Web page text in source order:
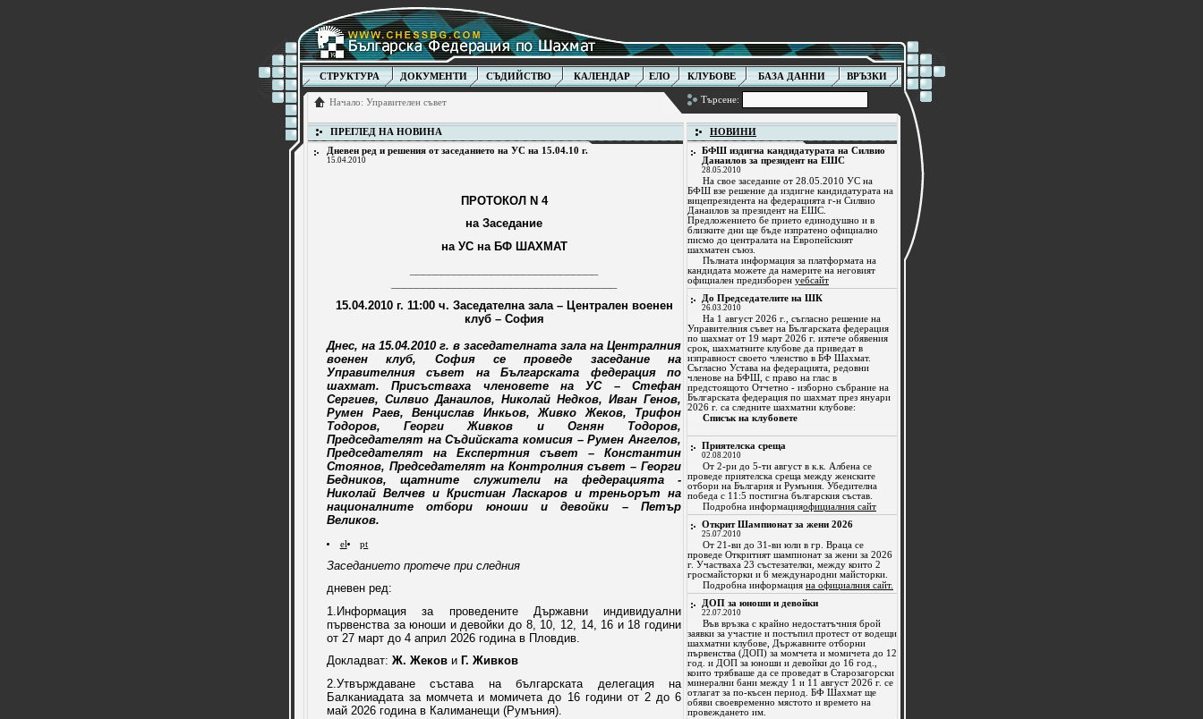
СТРУКТУРА ДОКУМЕНТИ СЪДИЙСТВО КАЛЕНДАР ЕЛО КЛУБОВЕ БАЗА ДАННИ ВРЪЗКИ
Начало: Управителен съвет Търсене:
ПРЕГЛЕД НА НОВИНА
Дневен ред и решения от заседанието на УС на 15.04.10 г.
15.04.2010
ПРОТОКОЛ N 4
на Заседание
на УС на БФ ШАХМАТ
15.04.2010 г. 11:00 ч. Заседателна зала – Централен военен
клуб – София
Днес, на 15.04.2010 г. в заседателната зала на Централния
военен клуб, София се проведе заседание на
Управителния съвет на Българската федерация по
шахмат. Присъстваха членовете на УС – Стефан
Сергиев, Силвио Данаилов, Николай Недков, Иван Генов,
Румен Раев, Венцислав Инкьов, Живко Жеков, Трифон
Тодоров, Георги Живков и Огнян Тодоров,
Председателят на Съдийската комисия – Румен Ангелов,
Председателят на Експертния съвет – Константин
Стоянов, Председателят на Контролния съвет – Георги
Бедников, щатните служители на федерацията -
Николай Велчев и Кристиан Ласкаров и треньорът на
националните отбори юноши и девойки – Петър
Великов.
el pt
Заседанието протече при следния
дневен ред:
1.Информация за проведените Държавни индивидуални
първенства за юноши и девойки до 8, 10, 12, 14, 16 и 18 години
от 27 март до 4 април 2026 година в Пловдив.
Докладват: Ж. Жеков и Г. Живков
2.Утвърждаване състава на българската делегация на
Балканиадата за момчета и момичета до 16 години от 2 до 6
май 2026 година в Калиманещи (Румъния).
НОВИНИ
БФШ издигна кандидатурата на Силвио
Данаилов за президент на ЕШС
28.05.2010
На свое заседание от 28.05.2010 УС на
БФШ взе решение да издигне кандидатурата на
вицепрезидента на федерацията г-н Силвио
Данаилов за президент на ЕШС.
Предложението бе прието единодушно и в
близките дни ще бъде изпратено официално
писмо до централата на Европейският
шахматен съюз.
Пълната информация за платформата на
кандидата можете да намерите на неговият
официален предизборен уебсайт
До Председателите на ШК
26.03.2010
На 1 август 2026 г., съгласно решение на
Управителния съвет на Българската федерация
по шахмат от 19 март 2026 г. изтече обявения
срок, шахматните клубове да приведат в
изправност своето членство в БФ Шахмат.
Съгласно Устава на федерацията, редовни
членове на БФШ, с право на глас в
предстоящото Отчетно - изборно събрание на
Българската федерация по шахмат през януари
2026 г. са следните шахматни клубове:
Списък на клубовете
Приятелска среща
02.08.2010
От 2-ри до 5-ти август в к.к. Албена се
проведе приятелска среща между женските
отбори на България и Румъния. Убедителна
победа с 11:5 постигна българския състав.
Подробна информацияофициалния сайт
Открит Шампионат за жени 2026
25.07.2010
От 21-ви до 31-ви юли в гр. Враца се
проведе Откритият шампионат за жени за 2026
г. Участваха 23 състезателки, между които 2
гросмайсторки и 6 международни майсторки.
Подробна информация на официалния сайт.
ДОП за юноши и девойки
22.07.2010
Във връзка с крайно недостатъчния брой
заявки за участие и постъпил протест от водещи
шахматни клубове, Държавните отборни
първенства (ДОП) за момчета и момичета до 12
год. и ДОП за юноши и девойки до 16 год.,
които трябваше да се проведат в Старозагорски
минерални бани между 1 и 11 август 2026 г. се
отлагат за по-късен период. БФ Шахмат ще
обяви своевременно мястото и времето на
провеждането им.